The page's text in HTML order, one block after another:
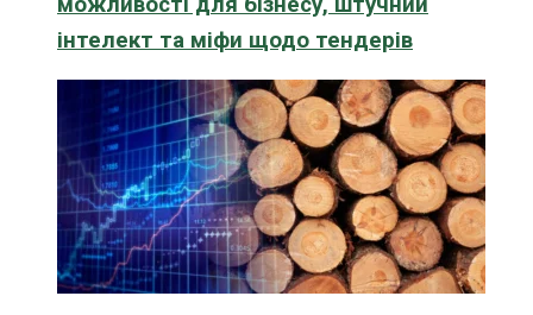
інтелект та міфи щодо тендерів